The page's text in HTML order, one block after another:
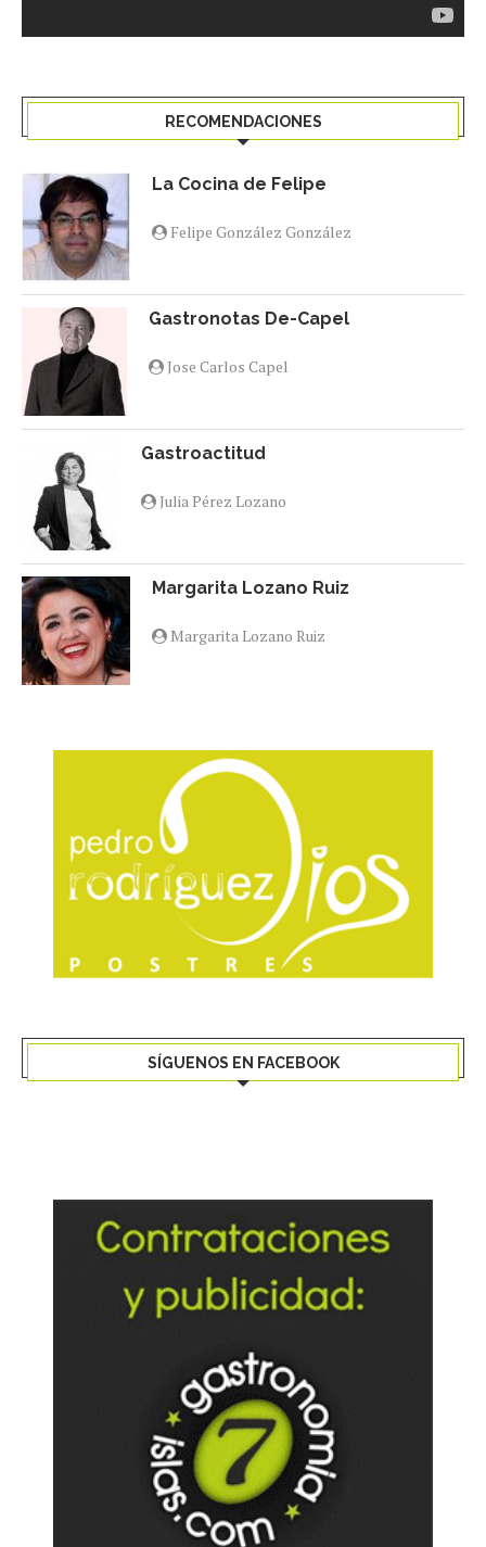
RECOMENDACIONES
La Cocina de Felipe
Felipe González González
Gastronotas De-Capel
Jose Carlos Capel
Gastroactitud
Julia Pérez Lozano
Margarita Lozano Ruiz
Margarita Lozano Ruiz
SÍGUENOS EN FACEBOOK